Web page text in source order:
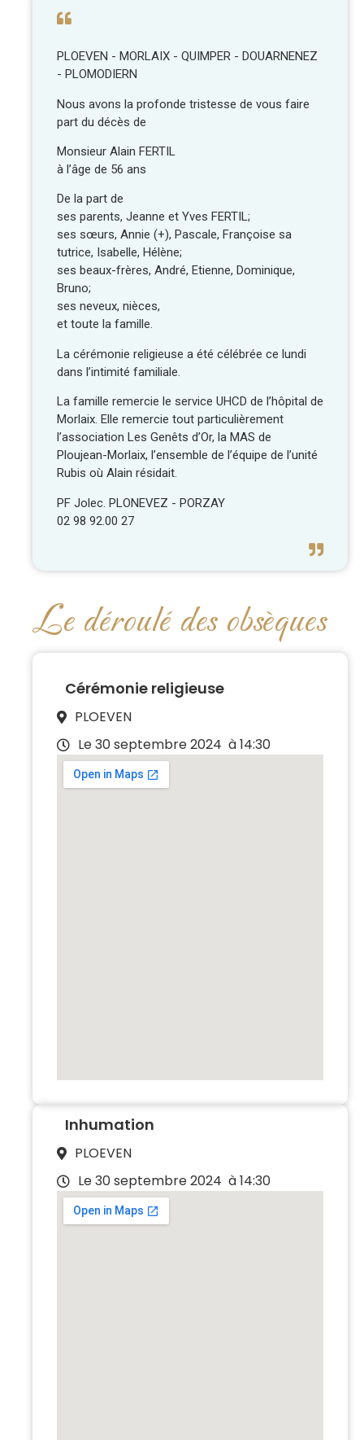
PLOEVEN - MORLAIX - QUIMPER - DOUARNENEZ
- PLOMODIERN
Nous avons la profonde tristesse de vous faire
part du décès de
Monsieur Alain FERTIL
à l’âge de 56 ans
De la part de
ses parents, Jeanne et Yves FERTIL;
ses sœurs, Annie (+), Pascale, Françoise sa
tutrice, Isabelle, Hélène;
ses beaux-frères, André, Etienne, Dominique,
Bruno;
ses neveux, nièces,
et toute la famille.
La cérémonie religieuse a été célébrée ce lundi
dans l’intimité familiale.
La famille remercie le service UHCD de l’hôpital de
Morlaix. Elle remercie tout particulièrement
l’association Les Genêts d’Or, la MAS de
Ploujean-Morlaix, l’ensemble de l’équipe de l’unité
Rubis où Alain résidait.
PF Jolec. PLONEVEZ - PORZAY
02 98 92.00 27
Le déroulé des obsèques
Cérémonie religieuse
PLOEVEN
Le 30 septembre 2024 à 14:30
Inhumation
PLOEVEN
Le 30 septembre 2024 à 14:30